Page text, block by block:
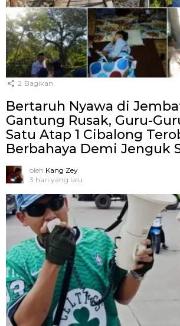
2 Bagikan
Bertaruh Nyawa di
Gantung Rusak, Guru-
Satu Atap 1 Cibalong
Berbahaya Demi Jenguk
oleh Kang Zey
3 hari yang lalu